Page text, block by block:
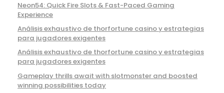
Neon54: Quick Fire Slots & Fast-Paced Gaming
Experience
Análisis exhaustivo de thorfortune casino y estrategias
para jugadores exigentes
Análisis exhaustivo de thorfortune casino y estrategias
para jugadores exigentes
Gameplay thrills await with slotmonster and boosted
winning possibilities today